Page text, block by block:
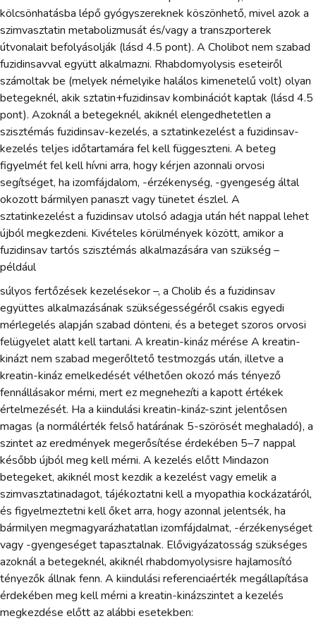
kölcsönhatásba lépő gyógyszereknek köszönhető, mivel azok a
szimvasztatin metabolizmusát és/vagy a transzporterek
útvonalait befolyásolják (lásd 4.5 pont). A Cholibot nem szabad
fuzidinsavval együtt alkalmazni. Rhabdomyolysis eseteiről
számoltak be (melyek némelyike halálos kimenetelű volt) olyan
betegeknél, akik sztatin+fuzidinsav kombinációt kaptak (lásd 4.5
pont). Azoknál a betegeknél, akiknél elengedhetetlen a
szisztémás fuzidinsav-kezelés, a sztatinkezelést a fuzidinsav-
kezelés teljes időtartamára fel kell függeszteni. A beteg
figyelmét fel kell hívni arra, hogy kérjen azonnali orvosi
segítséget, ha izomfájdalom, -érzékenység, -gyengeség által
okozott bármilyen panaszt vagy tünetet észlel. A
sztatinkezelést a fuzidinsav utolsó adagja után hét nappal lehet
újból megkezdeni. Kivételes körülmények között, amikor a
fuzidinsav tartós szisztémás alkalmazására van szükség –
például
súlyos fertőzések kezelésekor –, a Cholib és a fuzidinsav
együttes alkalmazásának szükségességéről csakis egyedi
mérlegelés alapján szabad dönteni, és a beteget szoros orvosi
felügyelet alatt kell tartani. A kreatin-kináz mérése A kreatin-
kinázt nem szabad megerőltető testmozgás után, illetve a
kreatin-kináz emelkedését vélhetően okozó más tényező
fennállásakor mérni, mert ez megnehezíti a kapott értékek
értelmezését. Ha a kiindulási kreatin-kináz-szint jelentősen
magas (a normálérték felső határának 5-szörösét meghaladó), a
szintet az eredmények megerősítése érdekében 5–7 nappal
később újból meg kell mérni. A kezelés előtt Mindazon
betegeket, akiknél most kezdik a kezelést vagy emelik a
szimvasztatinadagot, tájékoztatni kell a myopathia kockázatáról,
és figyelmeztetni kell őket arra, hogy azonnal jelentsék, ha
bármilyen megmagyarázhatatlan izomfájdalmat, -érzékenységet
vagy -gyengeséget tapasztalnak. Elővigyázatosság szükséges
azoknál a betegeknél, akiknél rhabdomyolysisre hajlamosító
tényezők állnak fenn. A kiindulási referenciaérték megállapítása
érdekében meg kell mérni a kreatin-kinázszintet a kezelés
megkezdése előtt az alábbi esetekben: